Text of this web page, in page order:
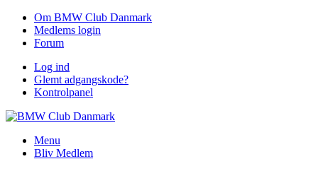
Om BMW Club Danmark
Medlems login
Forum
Log ind
Glemt adgangskode?
Kontrolpanel
Menu
Bliv Medlem